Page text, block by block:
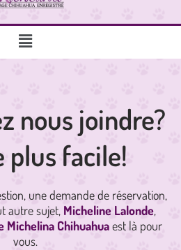
Main
Menu
nous joindre?
plus facile!
une demande de réservation,
autre sujet, Micheline Lalonde,
Michelina Chihuahuaest là pour
vous.